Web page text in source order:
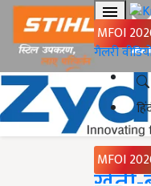
MFOI
गैलरी
MFOI
Home